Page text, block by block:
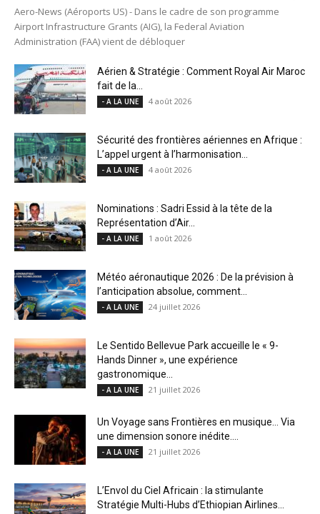
Aero-News (Aéroports US) - Dans le cadre de son programme
Airport Infrastructure Grants (AIG), la Federal Aviation
Administration (FAA) vient de débloquer
Aérien & Stratégie : Comment Royal Air Maroc
fait de la...
- A LA UNE 4 août 2026
Sécurité des frontières aériennes en Afrique :
L’appel urgent à l’harmonisation...
- A LA UNE 4 août 2026
Nominations : Sadri Essid à la tête de la
Représentation d’Air...
- A LA UNE 1 août 2026
Météo aéronautique 2026 : De la prévision à
l’anticipation absolue, comment...
- A LA UNE 24 juillet 2026
Le Sentido Bellevue Park accueille le « 9-
Hands Dinner », une expérience
gastronomique...
- A LA UNE 21 juillet 2026
Un Voyage sans Frontières en musique… Via
une dimension sonore inédite....
- A LA UNE 21 juillet 2026
L’Envol du Ciel Africain : la stimulante
Stratégie Multi-Hubs d’Ethiopian Airlines...